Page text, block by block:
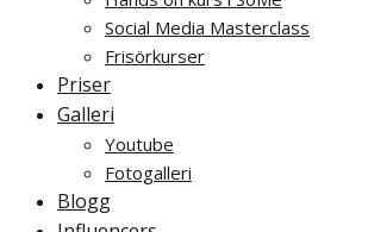
Social Media Masterclass
Frisörkurser
Priser
Galleri
Youtube
Fotogalleri
Blogg